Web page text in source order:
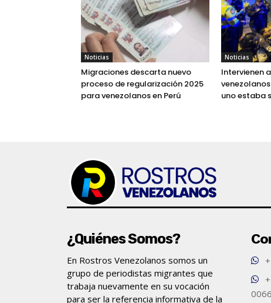
Noticias
Migraciones descarta nuevo
proceso de regularización 2025
para venezolanos en Perú
Noticias
Intervienen
uno estaba
¿Quiénes Somos?
En Rostros Venezolanos somos un
grupo de periodistas migrantes que
trabaja nuevamente en su vocación
para ser la referencia informativa de la
0066